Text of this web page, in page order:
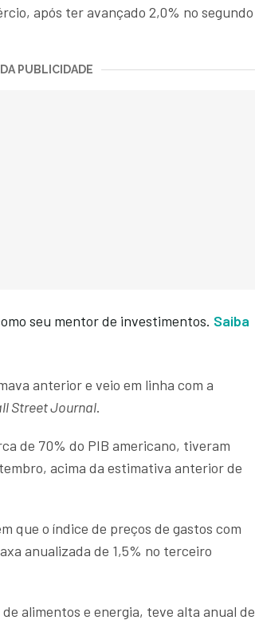
após ter avançado 2,0% no segundo
PUBLICIDADE
seu mentor de investimentos. Saiba
anterior e veio em linha com a
Street Journal.
de 70% do PIB americano, tiveram
acima da estimativa anterior de
que o índice de preços de gastos com
anualizada de 1,5% no terceiro
alimentos e energia, teve alta anual de